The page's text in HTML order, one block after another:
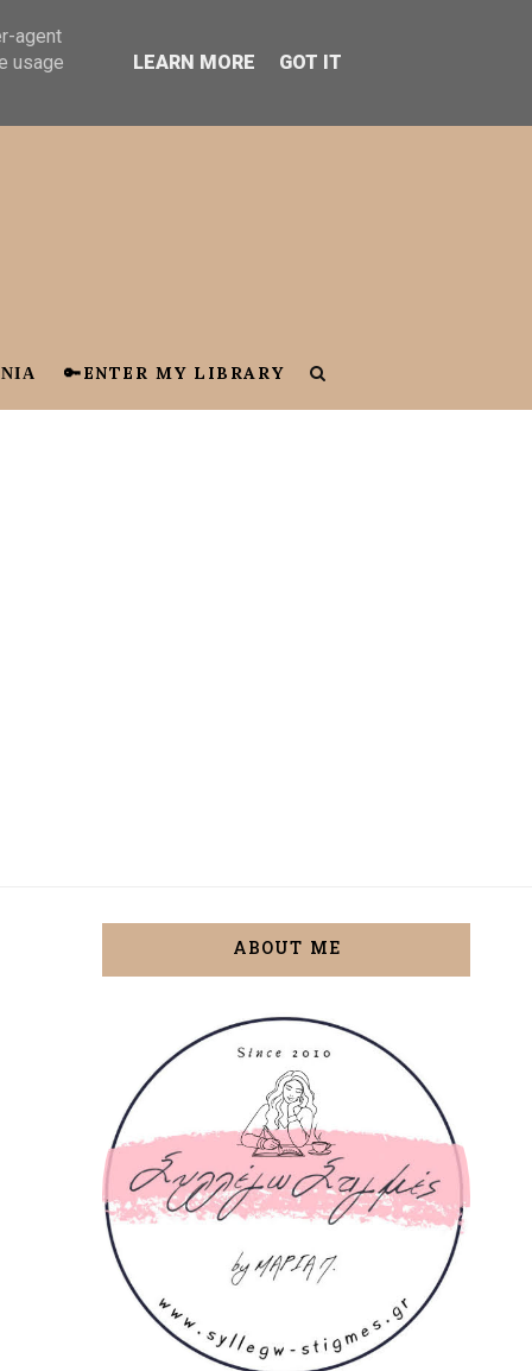
🔑ENTER MY LIBRARY
ABOUT ME
agent
usage
LEARN MORE GOT IT